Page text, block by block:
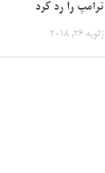
ترامپ را رد کرد
ژانویه 26, 2018